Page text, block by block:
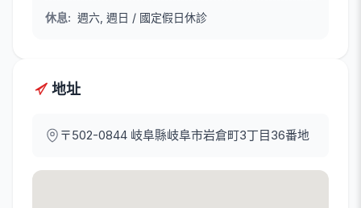
休息: 週六, 週日 / 國定假日休診
地址
〒502-0844 岐阜縣岐阜市岩倉町3丁目36番地